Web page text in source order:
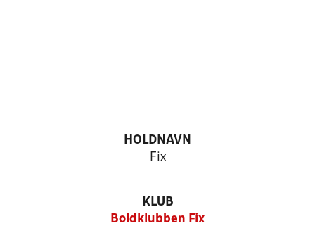
HOLDNAVN
Fix
KLUB
Boldklubben Fix